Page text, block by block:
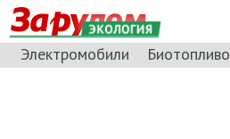
ЭКОЛОГИЯ
Электромобили Биотопливо